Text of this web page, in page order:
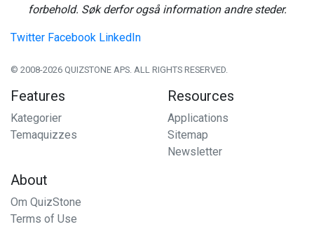
forbehold. Søk derfor også information andre steder.
Twitter Facebook LinkedIn
© 2008-2026 QUIZSTONE APS. ALL RIGHTS RESERVED.
Features
Kategorier
Temaquizzes
Resources
Applications
Sitemap
Newsletter
About
Om QuizStone
Terms of Use